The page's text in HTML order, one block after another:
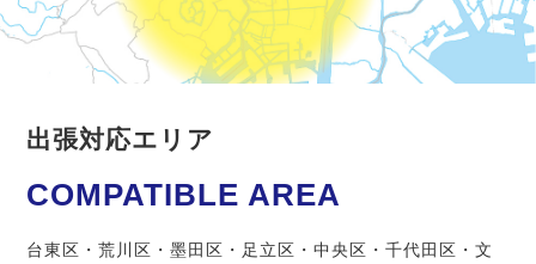
出張対応エリア
COMPATIBLE AREA
台東区・荒川区・墨田区・足立区・中央区・千代田区・文